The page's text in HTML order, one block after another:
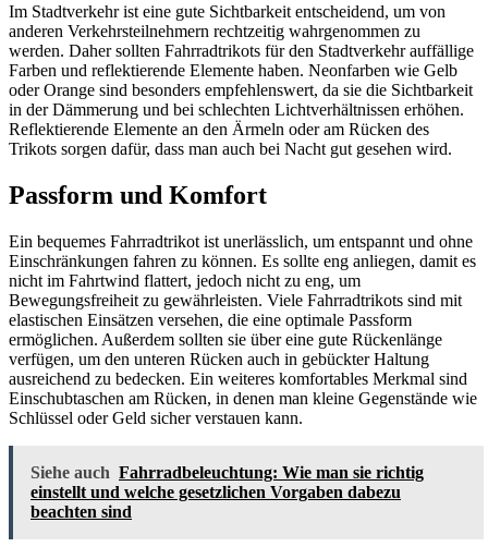
Im Stadtverkehr ist eine gute Sichtbarkeit entscheidend, um von
anderen Verkehrsteilnehmern rechtzeitig wahrgenommen zu
werden. Daher sollten Fahrradtrikots für den Stadtverkehr auffällige
Farben und reflektierende Elemente haben. Neonfarben wie Gelb
oder Orange sind besonders empfehlenswert, da sie die Sichtbarkeit
in der Dämmerung und bei schlechten Lichtverhältnissen erhöhen.
Reflektierende Elemente an den Ärmeln oder am Rücken des
Trikots sorgen dafür, dass man auch bei Nacht gut gesehen wird.
Passform und Komfort
Ein bequemes Fahrradtrikot ist unerlässlich, um entspannt und ohne
Einschränkungen fahren zu können. Es sollte eng anliegen, damit es
nicht im Fahrtwind flattert, jedoch nicht zu eng, um
Bewegungsfreiheit zu gewährleisten. Viele Fahrradtrikots sind mit
elastischen Einsätzen versehen, die eine optimale Passform
ermöglichen. Außerdem sollten sie über eine gute Rückenlänge
verfügen, um den unteren Rücken auch in gebückter Haltung
ausreichend zu bedecken. Ein weiteres komfortables Merkmal sind
Einschubtaschen am Rücken, in denen man kleine Gegenstände wie
Schlüssel oder Geld sicher verstauen kann.
Siehe auch Fahrradbeleuchtung: Wie man sie richtig
einstellt und welche gesetzlichen Vorgaben dabezu
beachten sind